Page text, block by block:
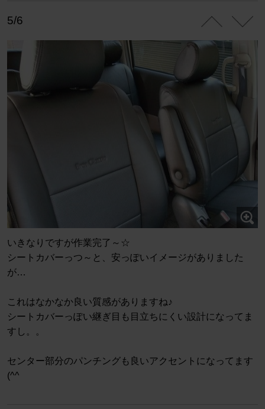
5/6
いきなりですが作業完了～☆
シートカバーっつ～と、安っぽいイメージがありました
が…
これはなかなか良い質感がありますね♪
シートカバーっぽい継ぎ目も目立ちにくい設計になってま
すし。。
センター部分のパンチングも良いアクセントになってます
(^^